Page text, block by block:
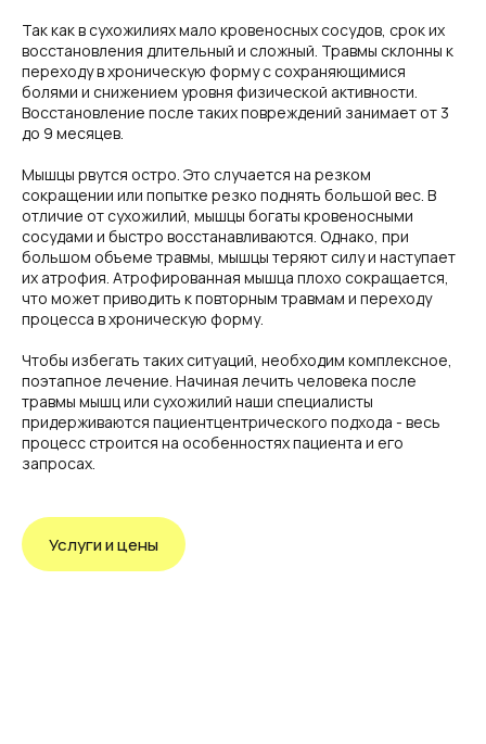
Так как в сухожилиях мало кровеносных сосудов, срок их
восстановления длительный и сложный. Травмы склонны к
переходу в хроническую форму с сохраняющимися
болями и снижением уровня физической активности.
Восстановление после таких повреждений занимает от 3
до 9 месяцев.
Мышцы рвутся остро. Это случается на резком
сокращении или попытке резко поднять большой вес. В
отличие от сухожилий, мышцы богаты кровеносными
сосудами и быстро восстанавливаются. Однако, при
большом объеме травмы, мышцы теряют силу и наступает
их атрофия. Атрофированная мышца плохо сокращается,
что может приводить к повторным травмам и переходу
процесса в хроническую форму.
Чтобы избегать таких ситуаций, необходим комплексное,
поэтапное лечение. Начиная лечить человека после
травмы мышц или сухожилий наши специалисты
придерживаются пациентцентрического подхода - весь
процесс строится на особенностях пациента и его
запросах.
Услуги и цены